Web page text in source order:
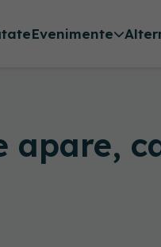
Evenimente
apare,